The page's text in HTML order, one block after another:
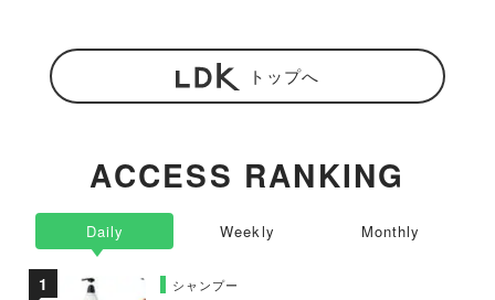
トップへ
ACCESS RANKING
Daily
シャンプー
Weekly Monthly